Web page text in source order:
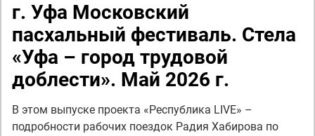
г. Уфа Московский
пасхальный фестиваль. Стела
«Уфа – город трудовой
доблести». Май 2026 г.
В этом выпуске проекта «Республика LIVE» –
подробности рабочих поездок Радия Хабирова по